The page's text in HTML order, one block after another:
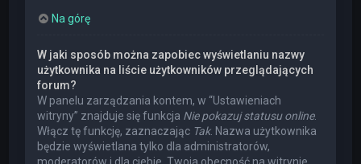
Na górę
W jaki sposób można zapobiec wyświetlaniu nazwy
użytkownika na liście użytkowników przeglądających
forum?
W panelu zarządzania kontem, w “Ustawieniach
witryny” znajduje się funkcja Nie pokazuj statusu online.
Włącz tę funkcję, zaznaczając Tak. Nazwa użytkownika
będzie wyświetlana tylko dla administratorów,